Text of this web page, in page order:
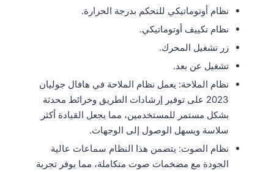
نظام أوتوماتيكي للتحكم بدرجة الحرارة.
نظام تكييف أوتوماتيكي.
زر تشغيل المحرك.
تشغيل عن بعد.
نظام الملاحة: يعمل نظام الملاحة في هافال جوليان
2023 على توفير إرشادات الطريق وخرائط محدثة
بشكل مستمر للمستخدمين، مما يجعل القيادة أكثر
سلاسة ويسهل الوصول إلى الوجهات.
نظام الصوت: يتضمن هذا النظام سماعات عالية
الجودة مع مضخمات صوت متكاملة، مما يوفر تجربة